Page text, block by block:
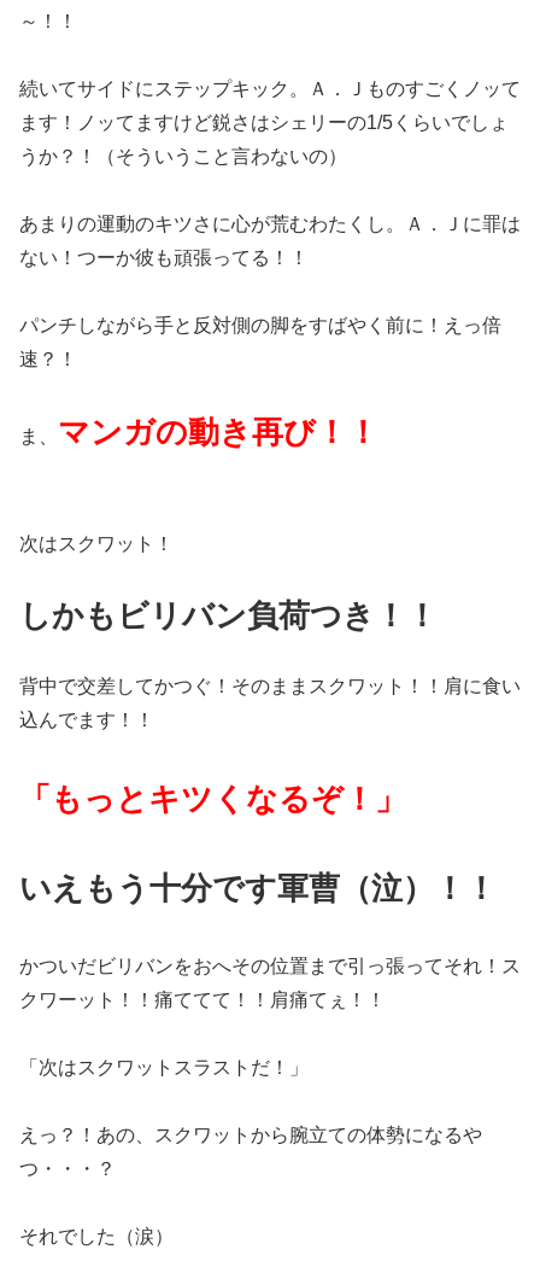
～！！
続いてサイドにステップキック。Ａ．Ｊものすごくノッて
ます！ノッてますけど鋭さはシェリーの1/5くらいでしょ
うか？！（そういうこと言わないの）
あまりの運動のキツさに心が荒むわたくし。Ａ．Ｊに罪は
ない！つーか彼も頑張ってる！！
パンチしながら手と反対側の脚をすばやく前に！えっ倍
速？！
ま、 マンガの動き再び！！
次はスクワット！
しかもビリバン負荷つき！！
背中で交差してかつぐ！そのままスクワット！！肩に食い
込んでます！！
「もっとキツくなるぞ！」
いえもう十分です軍曹（泣）！！
かついだビリバンをおへその位置まで引っ張ってそれ！ス
クワーット！！痛ててて！！肩痛てぇ！！
「次はスクワットスラストだ！」
えっ？！あの、スクワットから腕立ての体勢になるや
つ・・・？
それでした（涙）